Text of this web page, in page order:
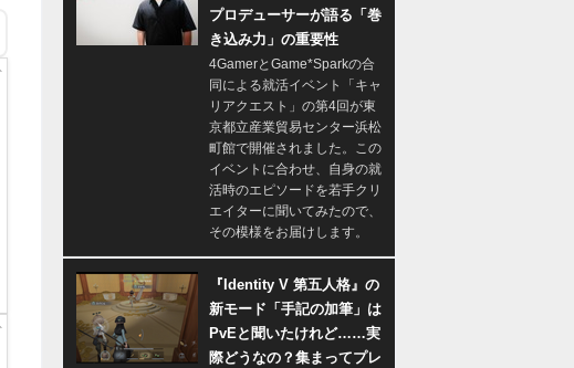
プロデューサーが語る「巻
き込み力」の重要性
4GamerとGame*Sparkの合
同による就活イベント「キャ
リアクエスト」の第4回が東
京都立産業貿易センター浜松
町館で開催されました。この
イベントに合わせ、自身の就
活時のエピソードを若手クリ
エイターに聞いてみたので、
その模様をお届けします。
『Identity V 第五人格』の
新モード「手記の加筆」は
PvEと聞いたけれど……実
際どうなの？集まってプレ